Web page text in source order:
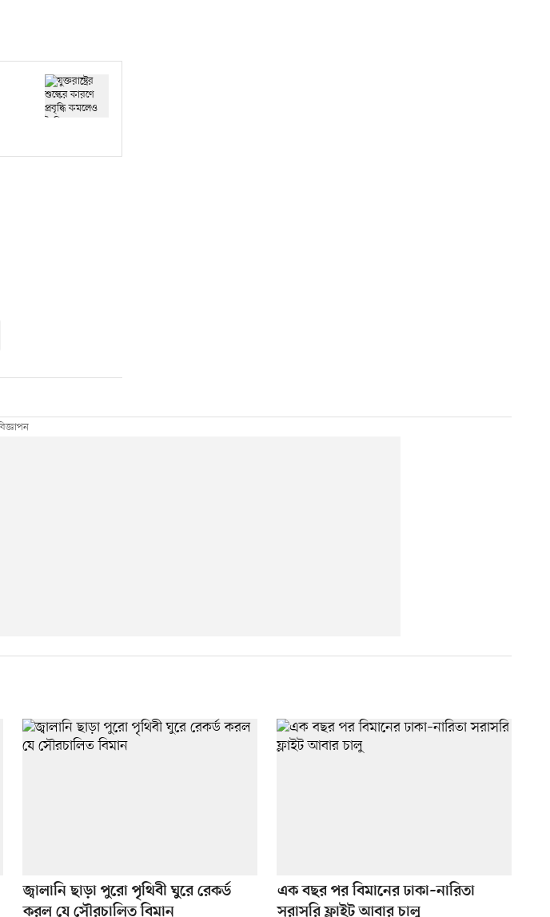
জ্বালানি ছাড়া পুরো পৃথিবী ঘুরে রেকর্ড
করল যে সৌরচালিত বিমান
এক বছর পর বিমানের ঢাকা–নারিতা
সরাসরি ফ্লাইট আবার চালু